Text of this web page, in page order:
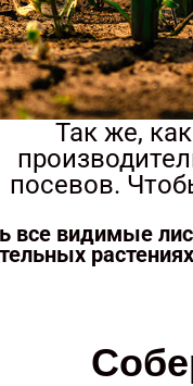
Так же,
посевов.
все видимые